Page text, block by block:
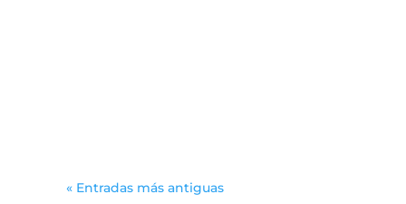
« Entradas más antiguas